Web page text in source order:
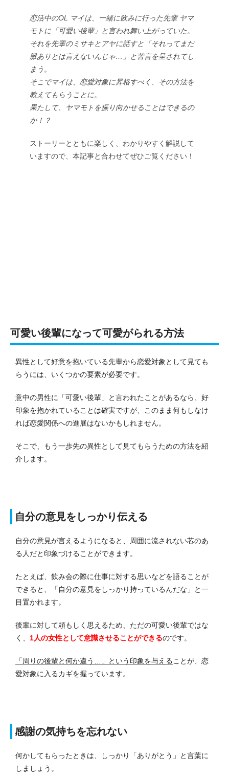
恋活中のOL マイは、一緒に飲みに行った先輩 ヤマ
モトに「可愛い後輩」と言われ舞い上がっていた。
それを先輩のミサキとアヤに話すと「それってまだ
脈ありとは言えないんじゃ…」と苦言を呈されてし
まう。
そこでマイは、恋愛対象に昇格すべく、その方法を
教えてもらうことに。
果たして、ヤマモトを振り向かせることはできるの
か！？
ストーリーとともに楽しく、わかりやすく解説して
いますので、本記事と合わせてぜひご覧ください！
可愛い後輩になって可愛がられる方法
異性として好意を抱いている先輩から恋愛対象として見ても
らうには、いくつかの要素が必要です。
意中の男性に「可愛い後輩」と言われたことがあるなら、好
印象を抱かれていることは確実ですが、このまま何もしなけ
れば恋愛関係への進展はないかもしれません。
そこで、もう一歩先の異性として見てもらうための方法を紹
介します。
自分の意見をしっかり伝える
自分の意見が言えるようになると、周囲に流されない芯のあ
る人だと印象づけることができます。
たとえば、飲み会の際に仕事に対する思いなどを語ることが
できると、「自分の意見をしっかり持っているんだな」と一
目置かれます。
後輩に対して頼もしく思えるため、ただの可愛い後輩ではな
く、 1人の女性として意識させることができるのです。
「周りの後輩と何か違う…」という印象を与えることが、恋
愛対象に入るカギを握っています。
感謝の気持ちを忘れない
何かしてもらったときは、しっかり「ありがとう」と言葉に
しましょう。